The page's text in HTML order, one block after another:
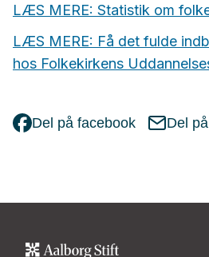
LÆS MERE: Statistik om
LÆS MERE: Få det fulde
hos Folkekirkens
Del på facebook Del